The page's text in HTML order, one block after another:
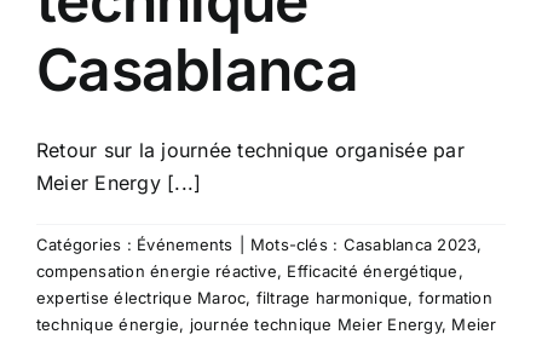
Casablanca
Retour sur la journée technique organisée par
Meier Energy [...]
Catégories : Événements Mots-clés : Casablanca 2023,
compensation énergie réactive, Efficacité énergétique,
expertise électrique Maroc, filtrage harmonique, formation
technique énergie, journée technique Meier Energy, Meier